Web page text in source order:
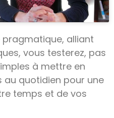
alliant
vous testerez, pas
à mettre en
au quotidien pour une
temps et de vos